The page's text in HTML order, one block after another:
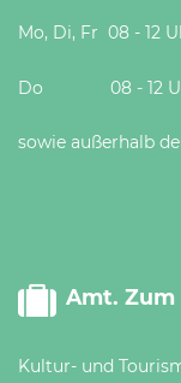
Mo, Di, Fr 08 - 12
Do 08 - 12 Uhr
sowie außerhalb
Amt. Zum
Kultur- und